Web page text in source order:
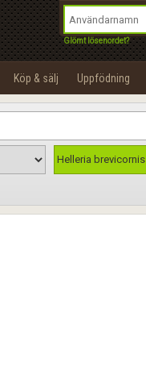
Glömt lösenordet?
Köp & sälj Uppfödning
Helleria brevicornis
Tillbaka till förstasidan